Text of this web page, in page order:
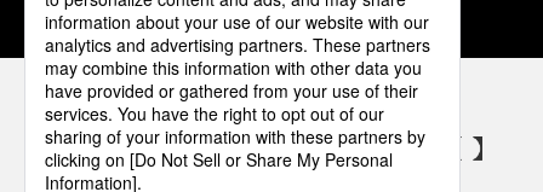
パナソニックの電気設備 SNSアカウント